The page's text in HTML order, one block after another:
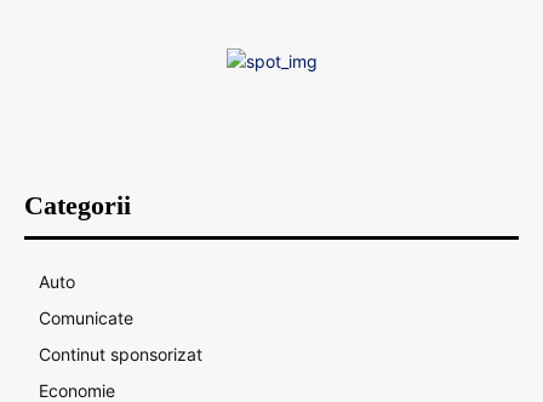
Categorii
Auto
Comunicate
Continut sponsorizat
Economie